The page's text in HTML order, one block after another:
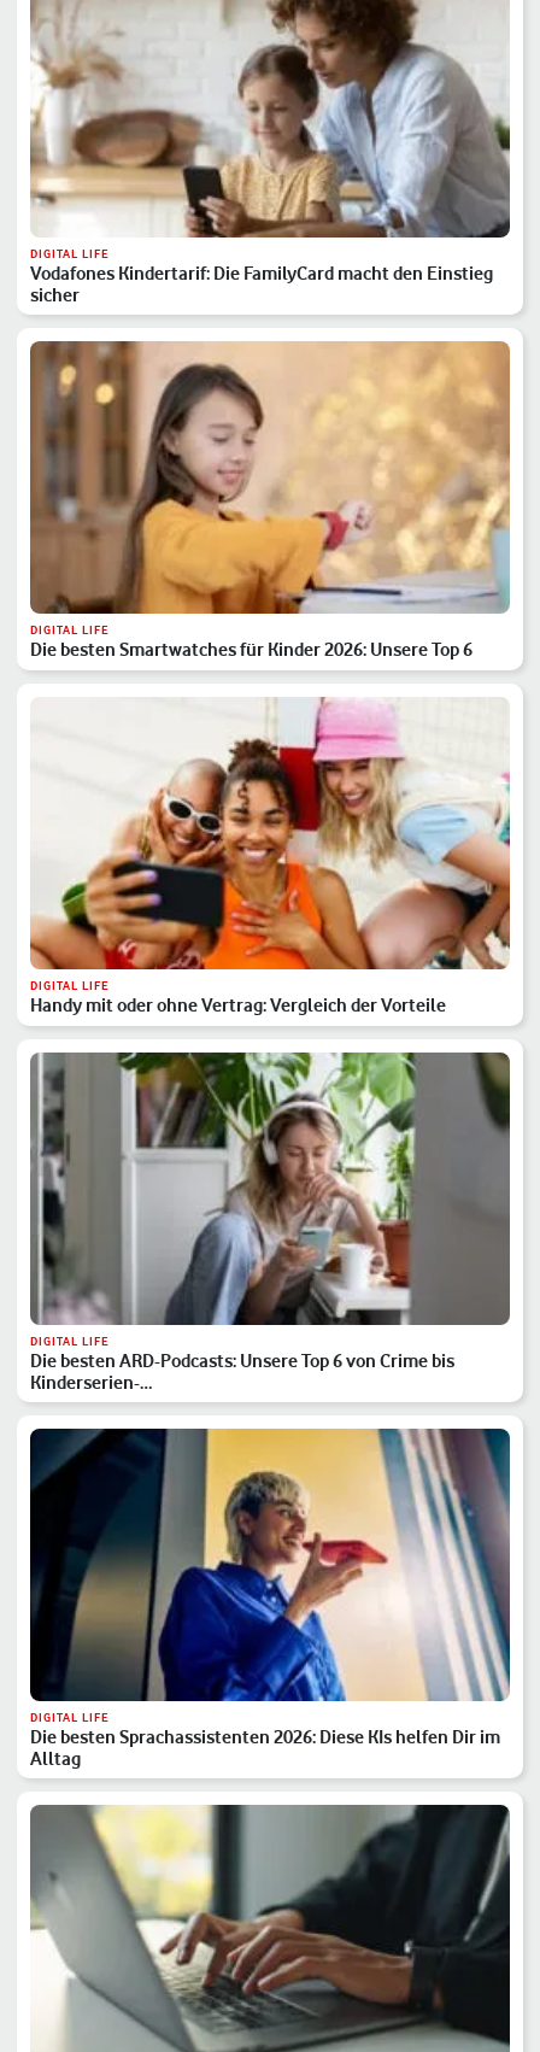
DIGITAL LIFE
Vodafones Kindertarif: Die FamilyCard macht den Einstieg
sicher
DIGITAL LIFE
Die besten Smartwatches für Kinder 2026: Unsere Top 6
DIGITAL LIFE
Handy mit oder ohne Vertrag: Vergleich der Vorteile
DIGITAL LIFE
Die besten ARD-Podcasts: Unsere Top 6 von Crime bis
Kinderserien-…
DIGITAL LIFE
Die besten Sprachassistenten 2026: Diese KIs helfen Dir im
Alltag